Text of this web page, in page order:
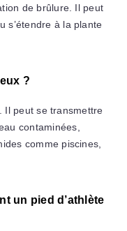
de brûlure. Il peut
s’étendre à la plante
?
Il peut se transmettre
contaminées,
comme piscines,
un pied d’athlète